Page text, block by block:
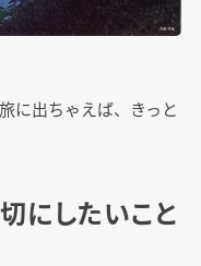
に出ちゃえば、きっと
切にしたいこと